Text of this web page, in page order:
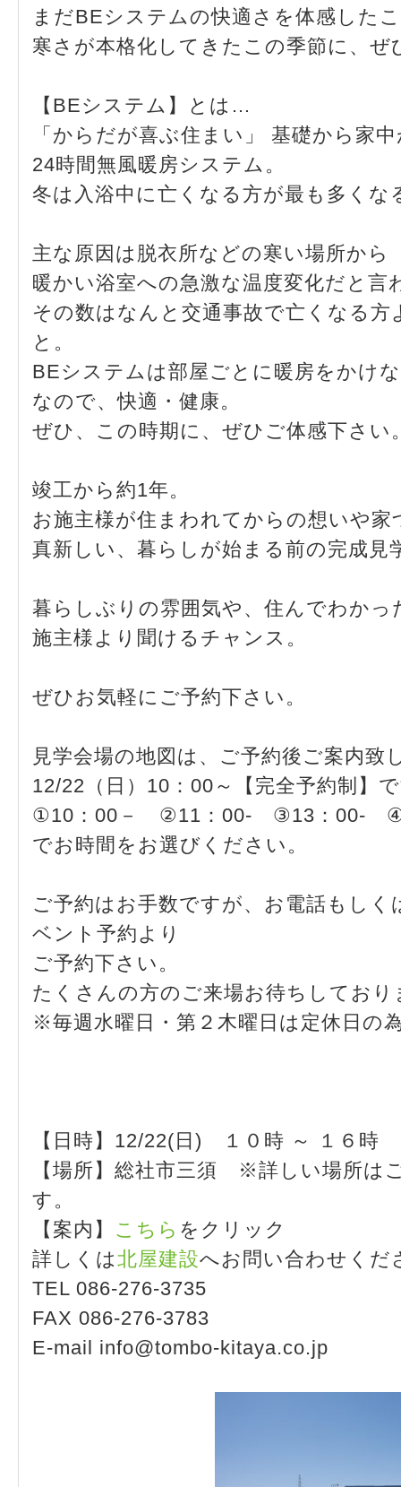
まだBEシステムの快適さを体感した
寒さが本格化してきたこの季節に、ぜ
【BEシステム】とは…
「からだが喜ぶ住まい」 基礎から家
24時間無風暖房システム。
冬は入浴中に亡くなる方が最も多くな
主な原因は脱衣所などの寒い場所から
暖かい浴室への急激な温度変化だと言
その数はなんと交通事故で亡くなる
と。
BEシステムは部屋ごとに暖房をかけ
なので、快適・健康。
ぜひ、この時期に、ぜひご体感下さい
竣工から約1年。
お施主様が住まわれてからの想いや
真新しい、暮らしが始まる前の完成見
暮らしぶりの雰囲気や、住んでわか
施主様より聞けるチャンス。
ぜひお気軽にご予約下さい。
見学会場の地図は、ご予約後ご案内致
12/22（日）10：00～【完全予約制】
①10：00－ ②11：00- ③13：00-
でお時間をお選びください。
ご予約はお手数ですが、お電話もし
ベント予約より
ご予約下さい。
たくさんの方のご来場お待ちしており
※毎週水曜日・第２木曜日は定休日の
【日時】12/22(日) １０時 ～ １６時
【場所】総社市三須 ※詳しい場所は
す。
【案内】 こちら をクリック
詳しくは北屋建設へお問い合わせくだ
TEL 086-276-3735
FAX 086-276-3783
E-mail info@tombo-kitaya.co.jp